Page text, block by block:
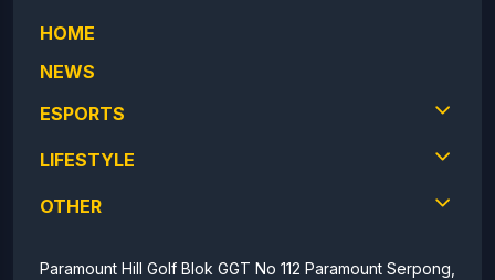
HOME
NEWS
ESPORTS
LIFESTYLE
OTHER
Paramount Hill Golf Blok GGT No 112 Paramount Serpong,